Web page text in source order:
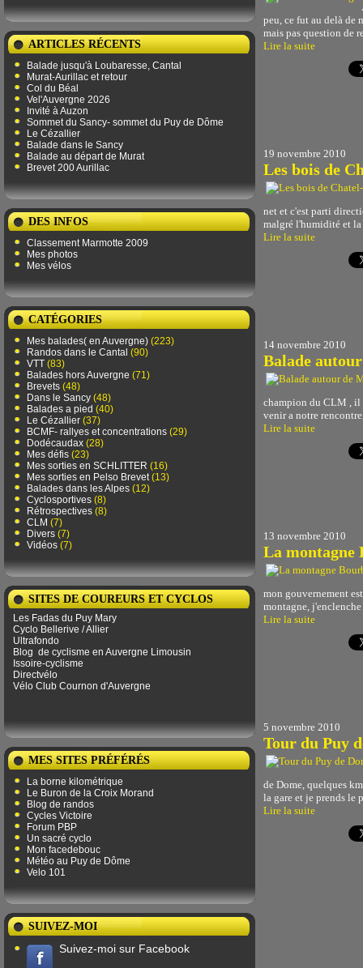
ARTICLES RÉCENTS
Balade jusqu'à Loubaresse, Cantal
Murat-Aurillac et retour
Col du Béal
Vel'Auvergne 2026
Invité à Auzon
Sommet du Sancy- sommet du Puy de Dôme
Le Cézallier
Balade dans le Sancy
Balade au départ de Murat
Brevet 200 Aurillac
DES INFOS
Classement Marmotte 2009
Mes photos
Mes vélos
CATÉGORIES
Mes balades( en Auvergne) (223)
Randos dans le Cantal (90)
VTT (83)
Balades hors Auvergne (71)
Brevets (48)
Dans le Sancy (48)
Balades a pied (40)
Le Cézallier (37)
BCMF- rallyes et concentrations (29)
Dodécaudax (28)
Mes défis (23)
Mes sorties en SCHLITTER (16)
Mes sorties en Pelso Brevet(13)
Balades dans les Alpes (12)
Cyclosportives (8)
Rétrospectives (8)
CLM (7)
Divers (7)
Vidéos (7)
SITES DE COUREURS ET CYCLOS
Les Fadas du Puy Mary
Cyclo Bellerive / Allier
Ultrafondo
Blog de ​​cyclisme en Auvergne Limousin
Issoire-cyclisme
Directvélo
Vélo Club Cournon d'Auvergne
MES SITES PRÉFÉRÉS
La borne kilométrique
Le Buron de la Croix Morand
Blog de randos
Cycles Victoire
Forum PBP
Un sacré cyclo
Mon facedebouc
Météo au Puy de Dôme
Velo 101
SUIVEZ-MOI
Suivez-moi sur Facebook
peu, ce fut au delà de
mais pas question de
Lire la suite
19 novembre 2010
Les bois de
net et c'est parti
malgré l'humidité et la
Lire la suite
14 novembre 2010
Balade
champion du CLM , il
venir a notre
Lire la suite
13 novembre 2010
La montagne
mon gouvernement
montagne,
Lire la suite
5 novembre 2010
Tour du Puy
de Dome, quelques
la gare et je prends le
Lire la suite